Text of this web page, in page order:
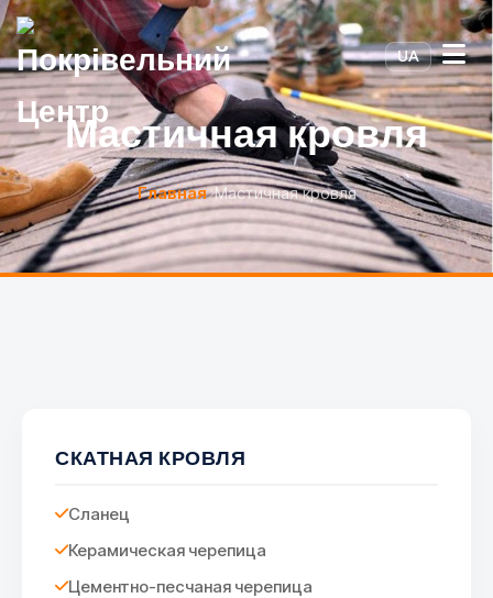
UA
Мастичная кровля
Главная Мастичная кровля
СКАТНАЯ КРОВЛЯ
Сланец
Керамическая черепица
Цементно-песчаная черепица